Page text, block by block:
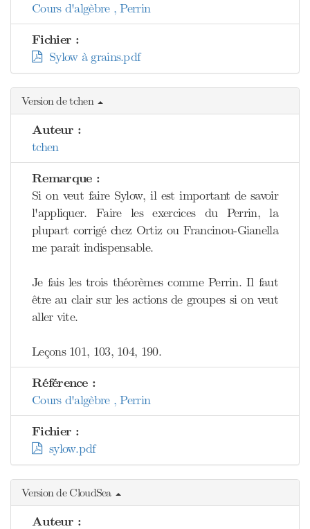
Cours d'algèbre , Perrin
Fichier :
Sylow à grains.pdf
Version de tchen
Auteur :
tchen
Remarque :
Si on veut faire Sylow, il est important de savoir
l'appliquer. Faire les exercices du Perrin, la
plupart corrigé chez Ortiz ou Francinou-Gianella
me parait indispensable.
Je fais les trois théorèmes comme Perrin. Il faut
être au clair sur les actions de groupes si on veut
aller vite.
Leçons 101, 103, 104, 190.
Référence :
Cours d'algèbre , Perrin
Fichier :
sylow.pdf
Version de CloudSea
Auteur :